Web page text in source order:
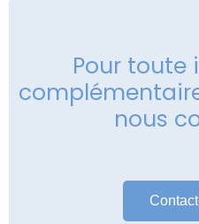
Pour
nous